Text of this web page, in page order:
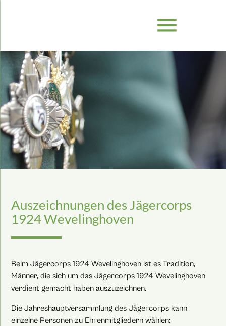
menu
Auszeichnungen des Jägercorps
1924 Wevelinghoven
Beim Jägercorps 1924 Wevelinghoven ist es Tradition,
Männer, die sich um das Jägercorps 1924 Wevelinghoven
verdient gemacht haben auszuzeichnen.
Die Jahreshauptversammlung des Jägercorps kann
einzelne Personen zu Ehrenmitgliedern wählen;